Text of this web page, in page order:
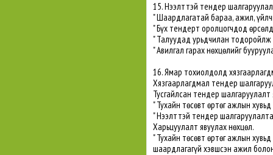
15. Нээлттэй тендер
" Шаардлагатай бараа, ажил,
" Бүх тендерт оролцогчдод
" Талуудад урьдчилан тодоройлж
" Авилгал гарах нөхцөлийг
16. Ямар тохиолдолд
Хязгаарлагдмал тендер
Тусгайлсан тендер шалгаруулалт
" Тухайн төсөвт өртөг ажлын
" Нээлттэй тендер
Харьцуулалт явуулах нөхцөл.
" Тухайн төсөвт өртөг ажлын
шаардлагагүй хэвшсэн ажил